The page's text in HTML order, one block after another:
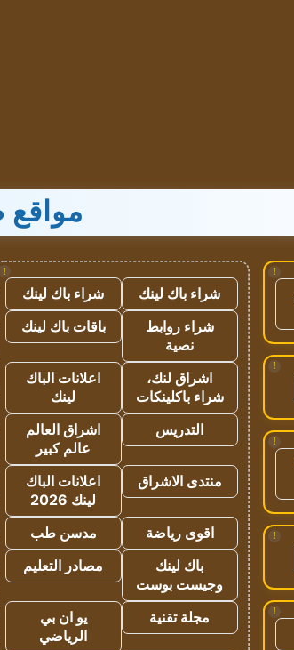
!
!
!
!
!
!
شراء باك لينك
شراء باك لينك
شراء روابط
نصية
باقات باك لينك
اشراق لنك،
شراء باكلينكات
اعلانات الباك
لينك
التدريس
اشراق العالم
عالم كبير
منتدى الاشراق
اعلانات الباك
لينك 2026
اقوى رياضة
مدسن طب
باك لينك
وجيست بوست
مصادر التعليم
مجلة تقنية
يو ان بي
الرياضي